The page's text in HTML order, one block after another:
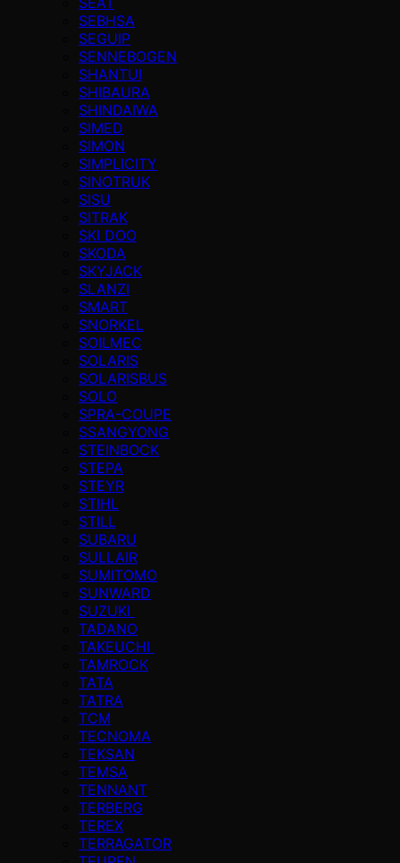
SEBHSA
SEGUIP
SENNEBOGEN
SHANTUI
SHIBAURA
SHINDAIWA
SIMED
SIMON
SIMPLICITY
SINOTRUK
SISU
SITRAK
SKI DOO
SKODA
SKYJACK
SLANZI
SMART
SNORKEL
SOILMEC
SOLARIS
SOLARISBUS
SOLO
SPRA-COUPE
SSANGYONG
STEINBOCK
STEPA
STEYR
STIHL
STILL
SUBARU
SULLAIR
SUMITOMO
SUNWARD
SUZUKI
TADANO
TAKEUCHI
TAMROCK
TATA
TATRA
TCM
TECNOMA
TEKSAN
TEMSA
TENNANT
TERBERG
TEREX
TERRAGATOR